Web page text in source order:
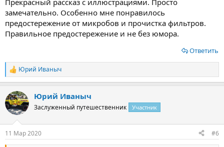
Прекрасный рассказ с иллюстрациями. Просто
замечательно. Особенно мне понравилось
предостережение от микробов и прочистка фильтров.
Правильное предостережение и не без юмора.
Ответить
Р
е
к
ц
и
Юрий Иваныч
Юрий Иваныч
Заслуженный путешественник Участник
11 Мар 2020 #6